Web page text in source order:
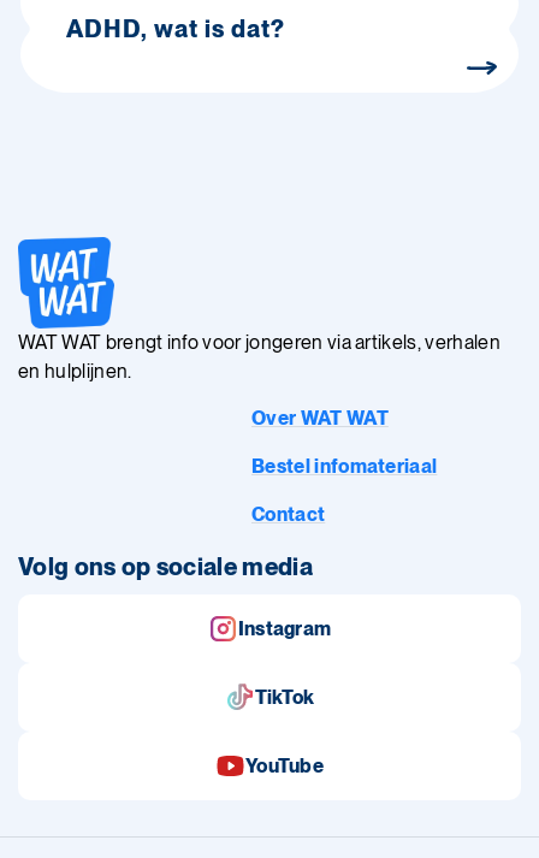
ADHD, wat is dat?
WAT WAT brengt info voor jongeren via artikels, verhalen
en hulplijnen.
Over WAT WAT
Bestel infomateriaal
Contact
Volg ons op sociale media
Instagram
TikTok
YouTube